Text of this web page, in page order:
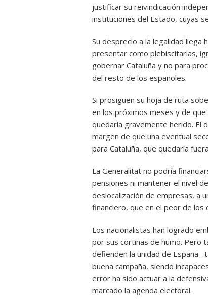
justificar su reivindicación
instituciones del Estado, cuyas
Su desprecio a la legalidad llega
presentar como plebiscitarias,
gobernar Cataluña y no para
del resto de los españoles.
Si prosiguen su hoja de ruta
en los próximos meses y de
quedaría gravemente herido. El
margen de que una eventual
para Cataluña, que quedaría
La Generalitat no podría
pensiones ni mantener el nivel
deslocalización de empresas, a
financiero, que en el peor de los
Los nacionalistas han logrado
por sus cortinas de humo. Pero
defienden la unidad de España
buena campaña, siendo
error ha sido actuar a la
marcado la agenda electoral.